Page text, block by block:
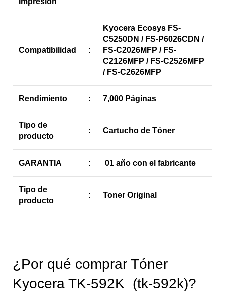
Compatibilidad :
Kyocera Ecosys FS-
C5250DN / FS-P6026CDN /
FS-C2026MFP / FS-
C2126MFP / FS-C2526MFP
/ FS-C2626MFP
Rendimiento : 7,000 Páginas
Tipo de
producto
: Cartucho de Tóner
GARANTIA : 01 año con el fabricante
Tipo de
producto
: Toner Original
¿Por qué comprar Tóner
Kyocera TK-592K (tk-592k)?